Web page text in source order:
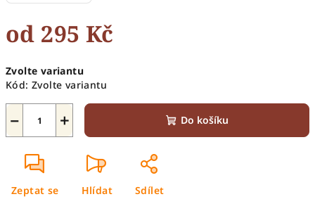
od 295 Kč
cena:
Zvolte variantu
Kód: Zvolte variantu
+
− Do košíku
Zeptat se Hlídat Sdílet